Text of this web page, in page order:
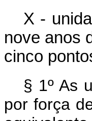
X -
nove anos
cinco
§ 1º As
por força